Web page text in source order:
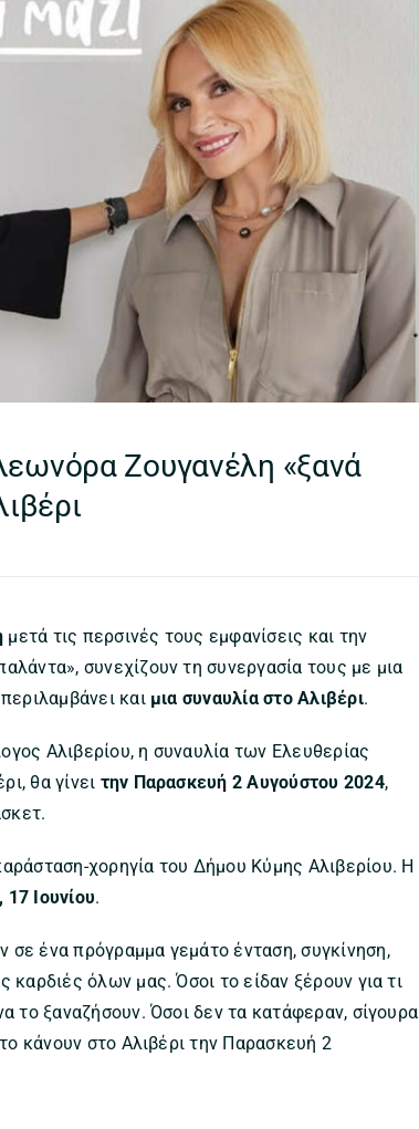
Ζουγανέλη «ξανά
μετά τις περσινές τους εμφανίσεις και την
συνεχίζουν τη συνεργασία τους με μια
και μια συναυλία στο Αλιβέρι.
Αλιβερίου, η συναυλία των Ελευθερίας
θα γίνει την Παρασκευή 2 Αυγούστου 2024,
χορηγία του Δήμου Κύμης Αλιβερίου. Η
Ιουνίου.
ένα πρόγραμμα γεμάτο ένταση, συγκίνηση,
καρδιές όλων μας. Όσοι το είδαν ξέρουν για τι
το ξαναζήσουν. Όσοι δεν τα κατάφεραν, σίγουρα
κάνουν στο Αλιβέρι την Παρασκευή 2